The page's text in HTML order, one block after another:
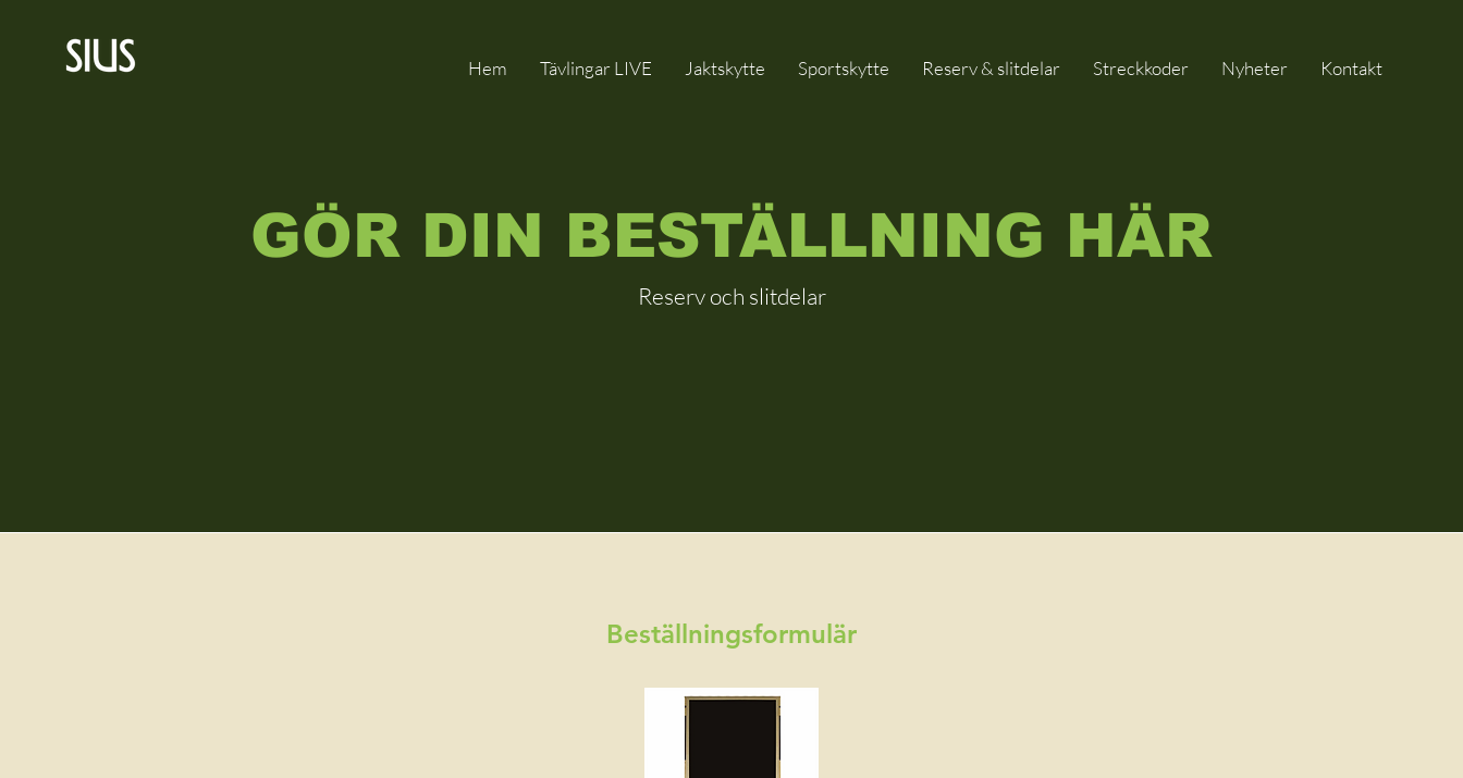
Hem Tävlingar LIVE Jaktskytte Sportskytte Reserv & slitdelar Streckkoder Nyheter Kontakt
GÖR DIN BESTÄLLNING HÄR
Reserv och slitdelar
Beställningsformulär